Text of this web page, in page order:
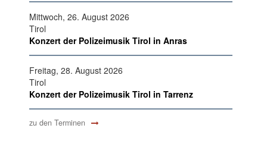
Mittwoch, 26. August 2026
Tirol
Konzert der Polizeimusik Tirol in Anras
Freitag, 28. August 2026
Tirol
Konzert der Polizeimusik Tirol in Tarrenz
zu den Terminen